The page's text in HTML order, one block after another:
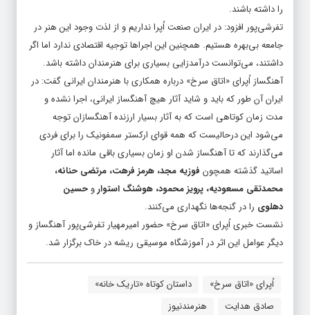
را داشته باشند.
تفرشی‌پور افزود: در ایران صنعت اُپرا نداریم و از لذت وجود این هنر در
جامعه بی‌بهره هستیم. همچنین این اجراها توجیه اقتصادی ندارد اما اگر
داشتند، می‌توانست درآمدزایی بسیاری برای هنرمندان داشته باشد.
آهنگساز اُپرای «اتاق سرخ» درباره همکاری با هنرمندان ایرانی گفت: در
ایران آن طور که باید و شاید آثار هیچ آهنگساز ایرانی، اجرا نشده و
مدت زمان کوتاهی است که به آثار بسیار ارزنده آهنگسازان توجه
می‌شود این درحالیست که همه قوای ارکستر سمفونیک را برای فردی
می‌گذارند که تا آهنگساز شدن او زمان بسیاری باقی مانده اما آثار
اساتید گذشته همچون فوزیه مجد، هرمز فرهت، مرتضی حنانه،
محمدتقی مسعودیه، پرویز محمود، هوشنگ استواروحسین
دهلوی را در گنجه‌ها نگهداری می‌کنند.
نشست خبری اُپرای «اتاق سرخ» حضور امیرمهیار تفرشی‌پور آهنگساز و
دیگر عوامل این اثر در آموزشگاه موسیقی ریشه در خاک برگزار شد.
اُپرای «اتاق سرخ»
داستان کوتاه «تاریک خانه»
صادق هدایت
هنرمندنیوز